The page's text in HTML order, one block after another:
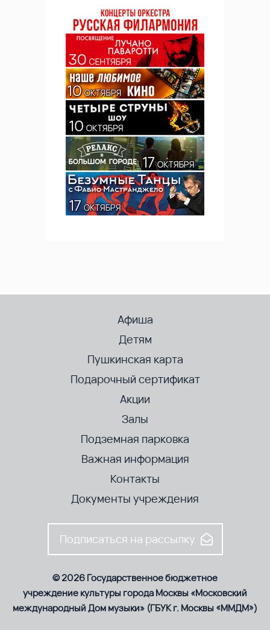
Афиша
Детям
Пушкинская карта
Подарочный сертификат
Акции
Залы
Подземная парковка
Важная информация
Контакты
Документы учреждения
Подписаться на рассылку
© 2026 Государственное бюджетное
учреждение культуры города Москвы «Московский
международный Дом музыки» (ГБУК г. Москвы «ММДМ»)